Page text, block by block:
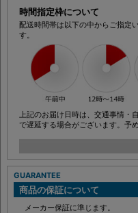
時間指定枠について
配送時間帯は以下の中からご指定
す。
上記のお届け日時は、交通事情・
で遅延する場合がございます。予
GUARANTEE
商品の保証について
メーカー保証に準じます。